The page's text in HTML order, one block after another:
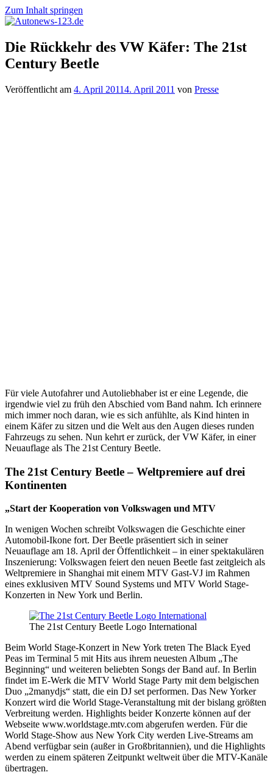
Zum Inhalt springen
Autonews-
123.de
Autonews
mit
Charme
Die Rückkehr des VW Käfer: The 21st
Century Beetle
Veröffentlicht am 4. April 20114. April 2011 von Presse
Für viele Autofahrer und Autoliebhaber ist er eine Legende, die
irgendwie viel zu früh den Abschied vom Band nahm. Ich erinnere
mich immer noch daran, wie es sich anfühlte, als Kind hinten in
einem Käfer zu sitzen und die Welt aus den Augen dieses runden
Fahrzeugs zu sehen. Nun kehrt er zurück, der VW Käfer, in einer
Neuauflage als The 21st Century Beetle.
The 21st Century Beetle – Weltpremiere auf drei
Kontinenten
„Start der Kooperation von Volkswagen und MTV
In wenigen Wochen schreibt Volkswagen die Geschichte einer
Automobil-Ikone fort. Der Beetle präsentiert sich in seiner
Neuauflage am 18. April der Öffentlichkeit – in einer spektakulären
Inszenierung: Volkswagen feiert den neuen Beetle fast zeitgleich als
Weltpremiere in Shanghai mit einem MTV Gast-VJ im Rahmen
eines exklusiven MTV Sound Systems und MTV World Stage-
Konzerten in New York und Berlin.
The 21st Century Beetle Logo International
Beim World Stage-Konzert in New York treten The Black Eyed
Peas im Terminal 5 mit Hits aus ihrem neuesten Album „The
Beginning“ und weiteren beliebten Songs der Band auf. In Berlin
findet im E-Werk die MTV World Stage Party mit dem belgischen
Duo „2manydjs“ statt, die ein DJ set performen. Das New Yorker
Konzert wird die World Stage-Veranstaltung mit der bislang größten
Verbreitung werden. Highlights beider Konzerte können auf der
Webseite www.worldstage.mtv.com abgerufen werden. Für die
World Stage-Show aus New York City werden Live-Streams am
Abend verfügbar sein (außer in Großbritannien), und die Highlights
werden zu einem späteren Zeitpunkt weltweit über die MTV-Kanäle
übertragen.